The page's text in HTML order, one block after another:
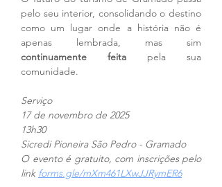
pelo seu interior, consolidando o destino
como um lugar onde a história não é
continuamente feita pela sua
comunidade.
Serviço
17 de novembro de 2025
13h30
Sicredi Pioneira São Pedro - Gramado
O evento é gratuito, com inscrições pelo
link forms.gle/mXm461LXwJJRymER6